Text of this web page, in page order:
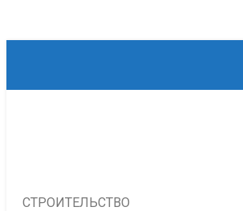
СТРОИТЕЛЬСТВО